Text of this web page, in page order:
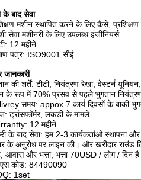
के बाद सेवा
मशीन स्थापित करने के लिए कैसे,
सेवा मशीनरी के लिए उपलब्ध इंजीनियर्स
12 महीने
पत्र: ISO9001 सीई
जानकारी
की शर्तें: टीटी, नियंत्रण रेखा, वेस्टर्न
के रूप में 70% प्रसव से पहले भुगतान
समय: appox 7 कार्य दिवसों के बाकी
ट्रांसफॉर्मर, लकड़ी के मामले
12 महीने
के बाद सेवा: हम 2-3 कार्यकर्ताओं स्थापना
के अनुरोध पर लाइन की। और खरीदार राउंड
आवास और भत्ता, भत्ता 70USD / लोग / दिन है
कोड: 84490090
1set